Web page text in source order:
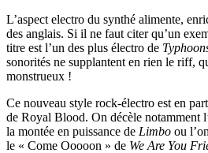
L’aspect electro du synthé alimente,
des anglais. Si il ne faut citer qu’un
titre est l’un des plus électro de
sonorités ne supplantent en rien le riff,
monstrueux !
Ce nouveau style rock-électro est en
de Royal Blood. On décèle notamment
la montée en puissance de Limbo ou
le « Come Ooooon » de We Are You